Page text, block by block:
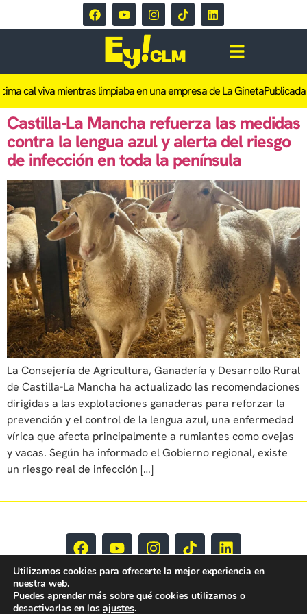
cal viva mientras limpiaba en una empresa de La GinetaPublicada
Castilla-La Mancha refuerza las medidas
contra la lengua azul y alerta del riesgo
de infección en toda la península
La Consejería de Agricultura, Ganadería y Desarrollo Rural
de Castilla-La Mancha ha actualizado las recomendaciones
dirigidas a las explotaciones ganaderas para reforzar la
prevención y el control de la lengua azul, una enfermedad
vírica que afecta principalmente a rumiantes como ovejas
y vacas. Según ha informado el Gobierno regional, existe
un riesgo real de infección […]
Utilizamos cookies para ofrecerte la mejor experiencia en
nuestra web.
Puedes aprender más sobre qué cookies utilizamos o
desactivarlas en los ajustes.